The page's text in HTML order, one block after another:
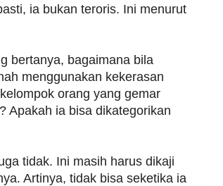
ia bukan teroris. Ini menurut
bertanya, bagaimana bila
menggunakan kekerasan
orang yang gemar
Apakah ia bisa dikategorikan
tidak. Ini masih harus dikaji
Artinya, tidak bisa seketika ia